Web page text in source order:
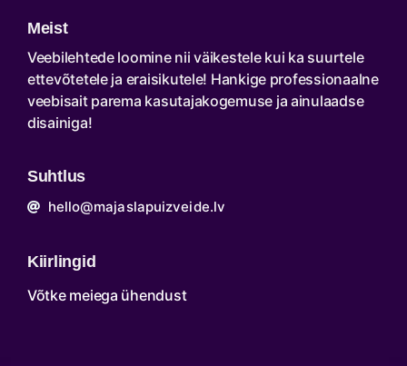
Meist
Veebilehtede loomine nii väikestele kui ka suurtele
ettevõtetele ja eraisikutele! Hankige professionaalne
veebisait parema kasutajakogemuse ja ainulaadse
disainiga!
Suhtlus
hello@majaslapuizveide.lv
Kiirlingid
Võtke meiega ühendust